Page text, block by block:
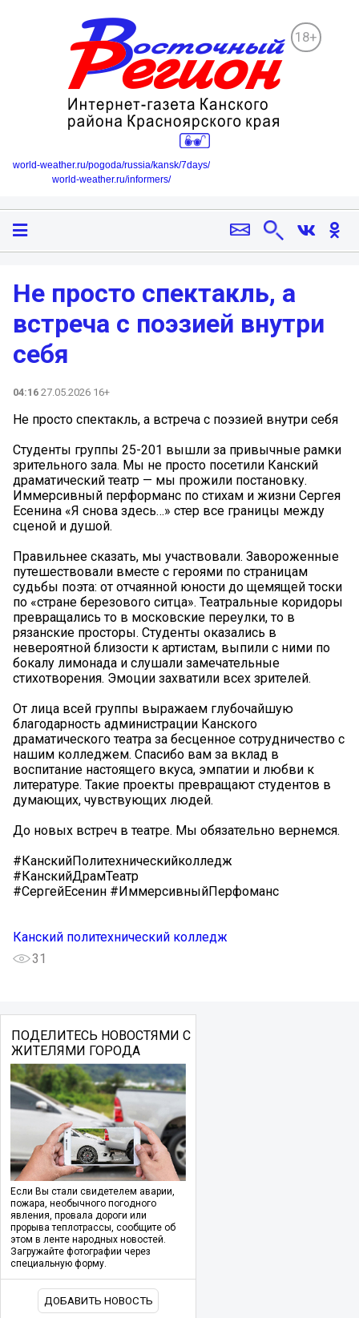
18+
world-weather.ru/pogoda/russia/kansk/7days/
world-weather.ru/informers/
Не просто спектакль, а
встреча с поэзией внутри
себя
04:16 27.05.2026 16+
Не просто спектакль, а встреча с поэзией внутри себя
Студенты группы 25-201 вышли за привычные рамки
зрительного зала. Мы не просто посетили Канский
драматический театр — мы прожили постановку.
Иммерсивный перформанс по стихам и жизни Сергея
Есенина «Я снова здесь…» стер все границы между
сценой и душой.
Правильнее сказать, мы участвовали. Завороженные
путешествовали вместе с героями по страницам
судьбы поэта: от отчаянной юности до щемящей тоски
по «стране березового ситца». Театральные коридоры
превращались то в московские переулки, то в
рязанские просторы. Студенты оказались в
невероятной близости к артистам, выпили с ними по
бокалу лимонада и слушали замечательные
стихотворения. Эмоции захватили всех зрителей.
От лица всей группы выражаем глубочайшую
благодарность администрации Канского
драматического театра за бесценное сотрудничество с
нашим колледжем. Спасибо вам за вклад в
воспитание настоящего вкуса, эмпатии и любви к
литературе. Такие проекты превращают студентов в
думающих, чувствующих людей.
До новых встреч в театре. Мы обязательно вернемся.
#КанскийПолитехническийколледж
#КанскийДрамТеатр
#СергейЕсенин #ИммерсивныйПерфоманс
Канский политехнический колледж
31
ПОДЕЛИТЕСЬ НОВОСТЯМИ С
ЖИТЕЛЯМИ ГОРОДА
Если Вы стали свидетелем аварии,
пожара, необычного погодного
явления, провала дороги или
прорыва теплотрассы, сообщите об
этом в ленте народных новостей.
Загружайте фотографии через
специальную форму.
ДОБАВИТЬ НОВОСТЬ